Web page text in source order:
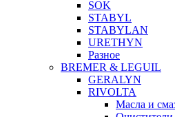
SOK
STABYL
STABYLAN
URETHYN
Разное
BREMER & LEGUIL
GERALYN
RIVOLTA
Масла и